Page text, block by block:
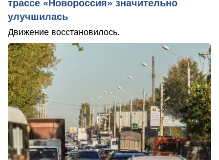
трассе «Новороссия» значительно
улучшилась
Движение восстановилось.